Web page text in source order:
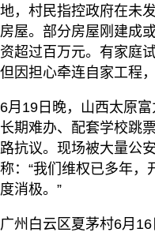
地，村民指控政府在未
房屋。部分房屋刚建成
资超过百万元。有家庭
但因担心牵连自家工程
6月19日晚，山西太原
长期难办、配套学校跳
路抗议。现场被大量公
称：“我们维权已多年，
度消极。”
广州白云区夏茅村6月